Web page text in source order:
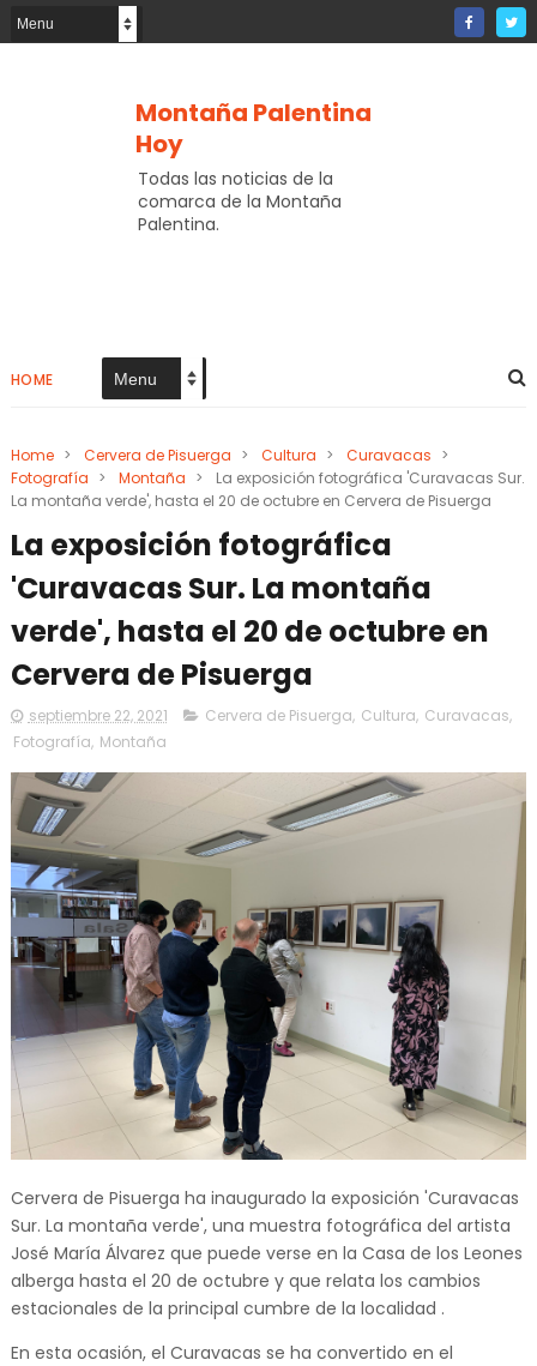
Montaña Palentina
Hoy
Todas las noticias de la
comarca de la Montaña
Palentina.
HOME
Home > Cervera de Pisuerga > Cultura > Curavacas >
Fotografía > Montaña >
La exposición fotográfica 'Curavacas Sur.
La montaña verde', hasta el 20 de octubre en Cervera de Pisuerga
La exposición fotográfica
'Curavacas Sur. La montaña
verde', hasta el 20 de octubre en
Cervera de Pisuerga
septiembre 22, 2021 Cervera de Pisuerga, Cultura, Curavacas,
Fotografía, Montaña
Cervera de Pisuerga ha inaugurado la exposición 'Curavacas
Sur. La montaña verde', una muestra fotográfica del artista
José María Álvarez que puede verse en la Casa de los Leones
alberga hasta el 20 de octubre y que relata los cambios
estacionales de la principal cumbre de la localidad .
En esta ocasión, el Curavacas se ha convertido en el